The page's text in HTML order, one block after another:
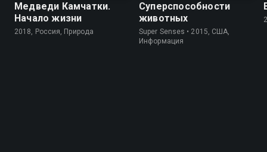
Медведи Камчатки.
Начало жизни
2018, Россия, Природа
Суперспособности
животных
Super Senses • 2015, США,
Информация